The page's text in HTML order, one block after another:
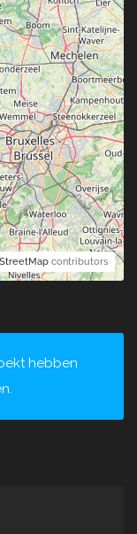
contributors
hebben